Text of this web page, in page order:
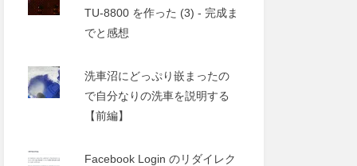
TU-8800 を作った (3) - 完成ま
でと感想
洗車沼にどっぷり嵌まったの
で自分なりの洗車を説明する
【前編】
Facebook Login のリダイレク